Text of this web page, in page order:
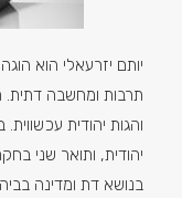
יותם יזרעאלי הוא
תרבות ומחשבה דתית.
והגות יהודית
יהודית, ותואר שני
בנושא דת ומדינה